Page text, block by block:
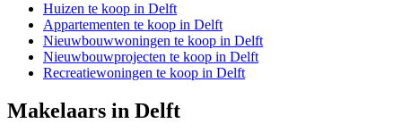
Huizen te koop in Delft
Appartementen te koop in Delft
Nieuwbouwwoningen te koop in Delft
Nieuwbouwprojecten te koop in Delft
Recreatiewoningen te koop in Delft
Makelaars in Delft